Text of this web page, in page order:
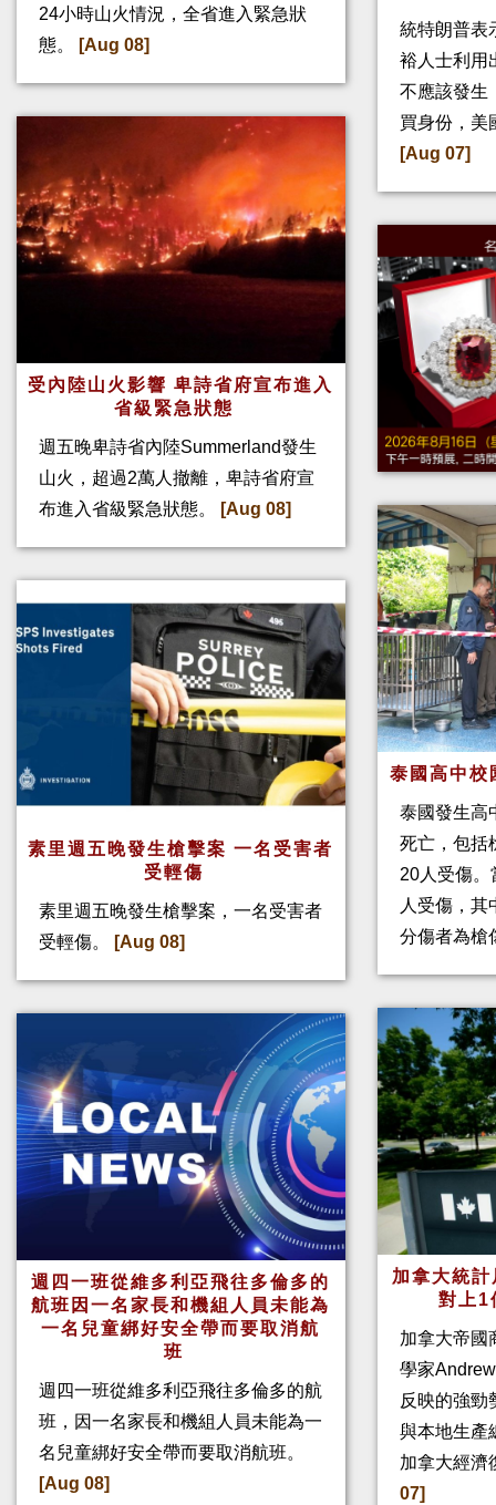
24小時山火情況，全省進入緊急狀
態。
[Aug 08]
受內陸山火影響 卑詩省府宣布進入
省級緊急狀態
週五晚卑詩省內陸Summerland發生
山火，超過2萬人撤離，卑詩省府宣
布進入省級緊急狀態。
[Aug 08]
素里週五晚發生槍擊案 一名受害者
受輕傷
素里週五晚發生槍擊案，一名受害者
受輕傷。
[Aug 08]
週四一班從維多利亞飛往多倫多的
航班因一名家長和機組人員未能為
一名兒童綁好安全帶而要取消航
班
週四一班從維多利亞飛往多倫多的航
班，因一名家長和機組人員未能為一
名兒童綁好安全帶而要取消航班。
[Aug 08]
統特朗普表
裕人士利用
不應該發生
買身份，美
[Aug 07]
泰國高中
泰國發生高
死亡，包括
20人受傷
人受傷，其
分傷者為槍
加拿大統
對上
加拿大帝國
學家
反映的強勁
與本地生產
加拿大經濟
07]